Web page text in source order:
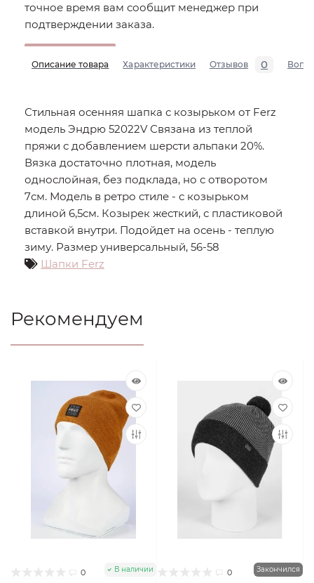
точное время вам сообщит менеджер при
подтверждении заказа.
Описание товара Характеристики Отзывов 0
Стильная осенняя шапка с козырьком от Ferz
модель Эндрю 52022V Связана из теплой
пряжи с добавлением шерсти альпаки 20%.
Вязка достаточно плотная, модель
однослойная, без подклада, но с отворотом
7см. Модель в ретро стиле - с козырьком
длиной 6,5см. Козырек жесткий, с пластиковой
вставкой внутри. Подойдет на осень - теплую
зиму. Размер универсальный, 56-58
Шапки Ferz
Рекомендуем
0 В наличии 0 Закончился